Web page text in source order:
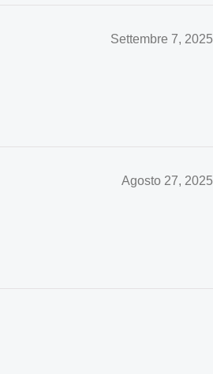
Settembre 7, 2025
Agosto 27, 2025